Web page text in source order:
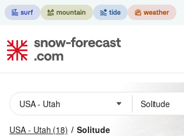
USA - Utah (18) Solitude